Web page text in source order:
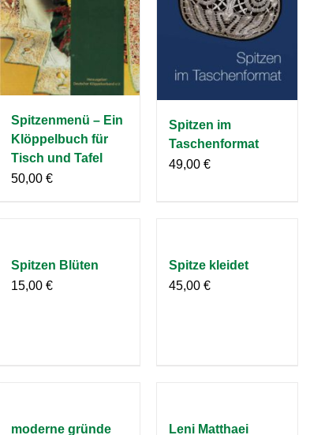
Spitzenmenü – Ein
Klöppelbuch für
Tisch und Tafel
50,00 €
Spitzen im
Taschenformat
49,00 €
Spitzen Blüten
15,00 €
Spitze kleidet
45,00 €
moderne gründe
Leni Matthaei